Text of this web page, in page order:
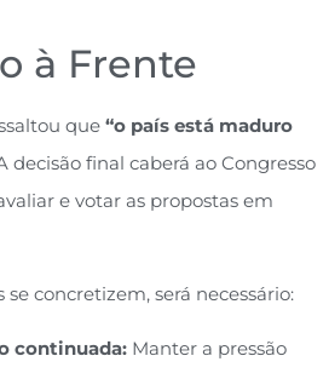
à Frente
que “o país está maduro
decisão final caberá ao Congresso
e votar as propostas em
concretizem, será necessário:
continuada: Manter a pressão